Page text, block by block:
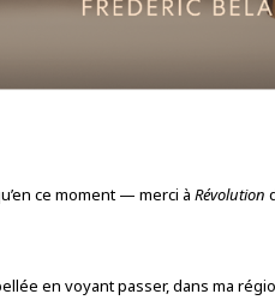
ce moment — merci à Révolution
en voyant passer, dans ma